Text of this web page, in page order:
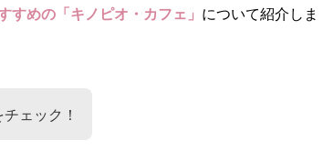
めの「キノピオ・カフェ」 について紹介しま
ェック！